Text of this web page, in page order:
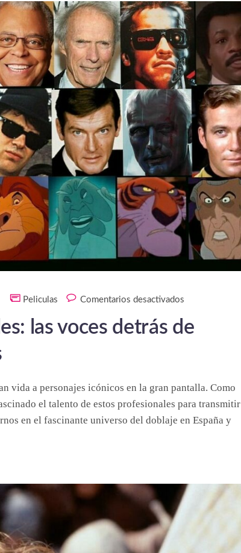
Peliculas Comentarios desactivados
las voces detrás de
vida a personajes icónicos en la gran pantalla. Como
el talento de estos profesionales para transmitir
en el fascinante universo del doblaje en España y